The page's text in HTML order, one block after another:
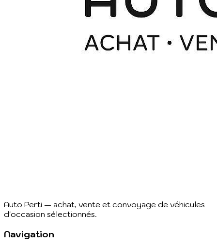
Auto Perti — achat, vente et convoyage de véhicules
d'occasion sélectionnés.
Navigation